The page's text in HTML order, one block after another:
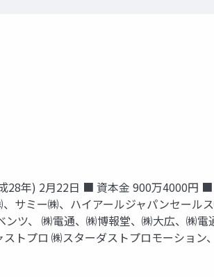
年) 2月22日 ■ 資本金 900万4000円 ■
ミー㈱、ハイアールジャパンセール
ツ、 ㈱電通、㈱博報堂、㈱大広、㈱電
トプロ ㈱スターダストプロモーション